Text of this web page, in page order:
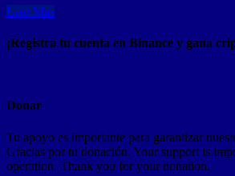
Leer Mas
¡Registra tu cuenta en Binance y gana
Donar
Tu apoyo es importante para garantizar
Gracias por tu donación. Your support is
operation. Thank you for your donation.